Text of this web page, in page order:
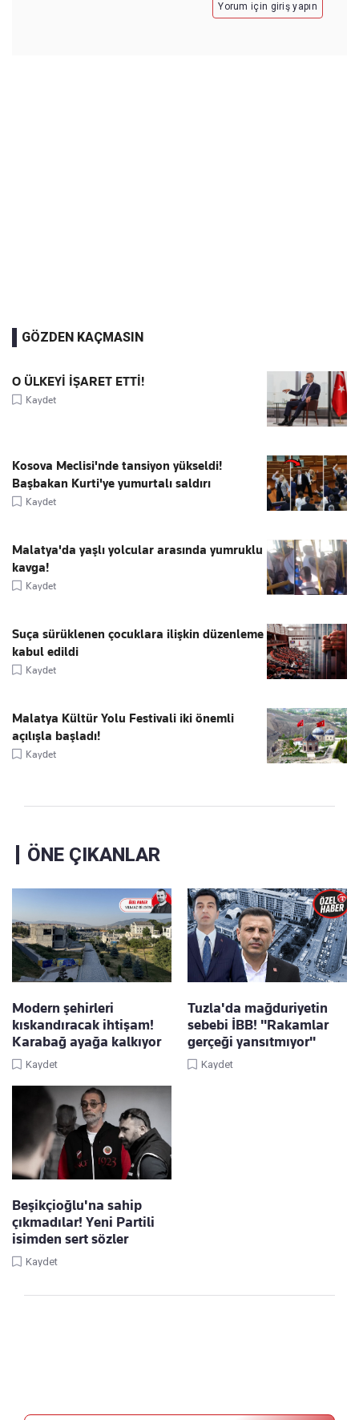
Yorum için giriş yapın
GÖZDEN KAÇMASIN
O ÜLKEYİ İŞARET ETTİ!
Kaydet
Kosova Meclisi'nde tansiyon yükseldi!
Başbakan Kurti'ye yumurtalı saldırı
Kaydet
Malatya'da yaşlı yolcular arasında yumruklu
kavga!
Kaydet
Suça sürüklenen çocuklara ilişkin düzenleme
kabul edildi
Kaydet
Malatya Kültür Yolu Festivali iki önemli
açılışla başladı!
Kaydet
ÖNE ÇIKANLAR
Modern şehirleri
kıskandıracak ihtişam!
Karabağ ayağa kalkıyor
Kaydet
Tuzla'da mağduriyetin
sebebi İBB! "Rakamlar
gerçeği yansıtmıyor"
Kaydet
Beşikçioğlu'na sahip
çıkmadılar! Yeni Partili
isimden sert sözler
Kaydet